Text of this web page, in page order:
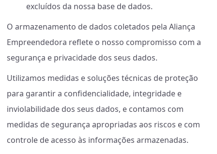
excluídos da nossa base de dados.
O armazenamento de dados coletados pela Aliança
Empreendedora reflete o nosso compromisso com a
segurança e privacidade dos seus dados.
Utilizamos medidas e soluções técnicas de proteção
para garantir a confidencialidade, integridade e
inviolabilidade dos seus dados, e contamos com
medidas de segurança apropriadas aos riscos e com
controle de acesso às informações armazenadas.